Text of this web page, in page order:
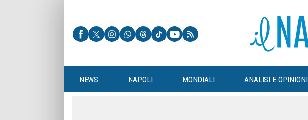
NEWS NAPOLI MONDIALI ANALISI E OPINIONI